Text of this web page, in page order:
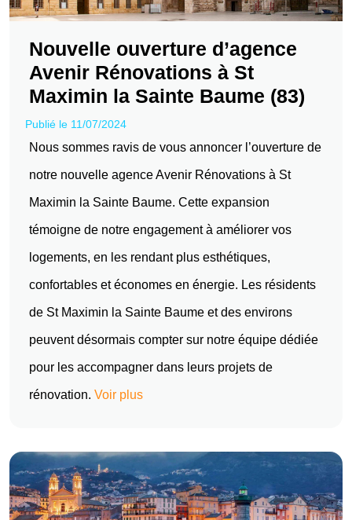
Nouvelle ouverture d’agence
Avenir Rénovations à St
Maximin la Sainte Baume (83)
Publié le 11/07/2024
Nous sommes ravis de vous annoncer l’ouverture de
notre nouvelle agence Avenir Rénovations à St
Maximin la Sainte Baume. Cette expansion
témoigne de notre engagement à améliorer vos
logements, en les rendant plus esthétiques,
confortables et économes en énergie. Les résidents
de St Maximin la Sainte Baume et des environs
peuvent désormais compter sur notre équipe dédiée
pour les accompagner dans leurs projets de
rénovation. Voir plus